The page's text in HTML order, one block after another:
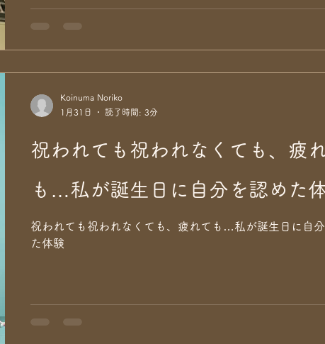
ンカウンセリングについて。 オンラインカウンセリング
ました。 それでも、 ・対面カウンセリングで得られるも
・未知の領域への不安、 ・ネットリテラシーへの危惧 な
導入にとても慎重だったのです。 かくいう私もやはり「
ンセリング導入への二の足を踏んでいる間に
祝われても祝われなくても、疲
も…私が誕生日に自分を認めた
祝われても祝われなくても、疲れても…私が誕生日に自
た体験
Koinuma Noriko
1月31日
読了時間: 3分